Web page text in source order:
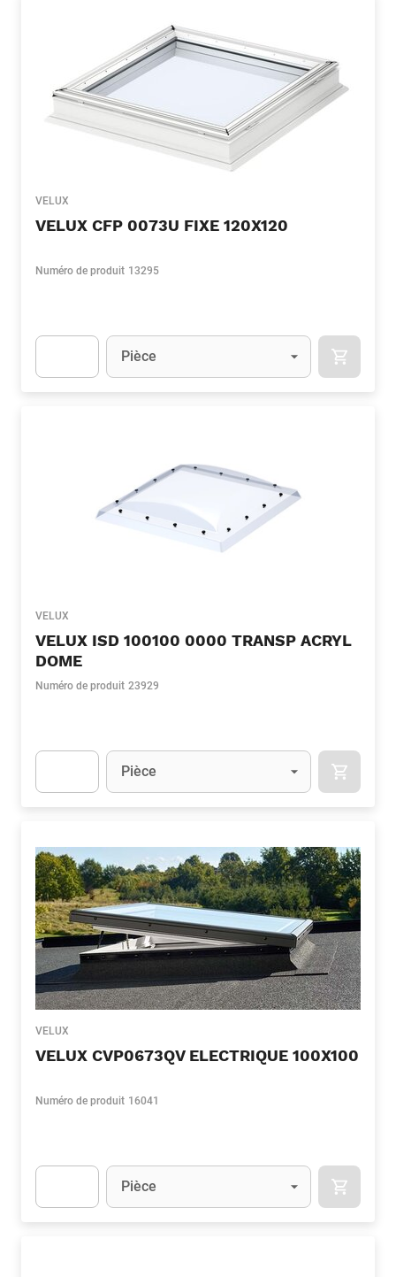
VELUX
VELUX CFP 0073U FIXE 120X120
Numéro de produit 13295
Unité
Pièce
VELUX
VELUX ISD 100100 0000 TRANSP ACRYL
DOME
Numéro de produit 23929
Unité
Pièce
VELUX
VELUX CVP0673QV ELECTRIQUE 100X100
Numéro de produit 16041
Unité
Pièce